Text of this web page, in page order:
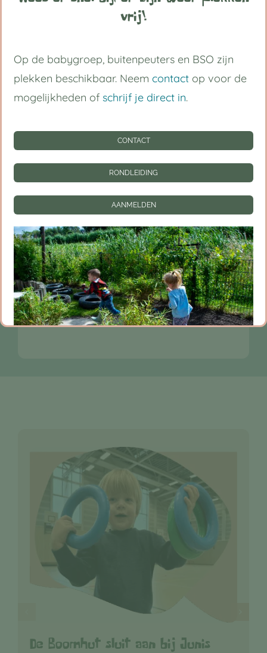
Kijk eens wat ik kan!
Jonge kinderen ontwikkelen zich het
best wanneer ze vrij kunnen bewegen,
spelenderwijs ontdekken en echte
aandacht krijgen tijdens de verzorging.
De inzichten van Emmi Pikler bieden
ons waardevolle handvatten om dit in
de praktijk te brengen.
De Boomhut sluit aan bij Junis
vrij!
Op de babygroep, buitenpeuters en BSO zijn
plekken beschikbaar. Neem contactop voor de
mogelijkheden of schrijf je direct in.
CONTACT
RONDLEIDING
AANMELDEN